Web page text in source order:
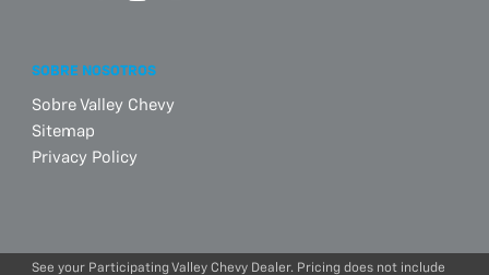
SOBRE NOSOTROS
Sobre Valley Chevy
Sitemap
Privacy Policy
See your Participating Valley Chevy Dealer. Pricing does not include